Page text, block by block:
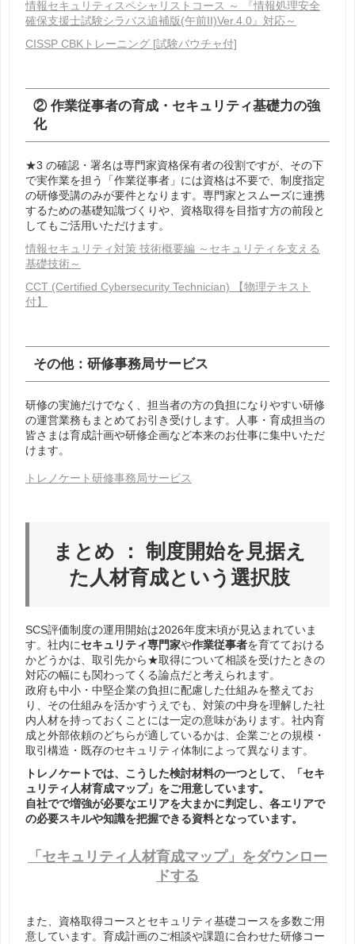
情報セキュリティスペシャリストコース ～ 『情報処理安全
確保支援士試験シラバス追補版(午前II)Ver.4.0』対応～
CISSP CBKトレーニング [試験バウチャ付]
② 作業従事者の育成・セキュリティ基礎力の強
化
★3 の確認・署名は専門家資格保有者の役割ですが、その下
で実作業を担う「作業従事者」には資格は不要で、制度指定
の研修受講のみが要件となります。専門家とスムーズに連携
するための基礎知識づくりや、資格取得を目指す方の前段と
してもご活用いただけます。
情報セキュリティ対策 技術概要編 ～セキュリティを支える
基礎技術～
CCT (Certified Cybersecurity Technician) 【物理テキスト
付】
その他：研修事務局サービス
研修の実施だけでなく、担当者の方の負担になりやすい研修
の運営業務もまとめてお引き受けします。人事・育成担当の
皆さまは育成計画や研修企画など本来のお仕事に集中いただ
けます。
トレノケート研修事務局サービス
まとめ ： 制度開始を見据え
た人材育成という選択肢
SCS評価制度の運用開始は2026年度末頃が見込まれていま
す。社内にセキュリティ専門家や作業従事者を育てておける
かどうかは、取引先から★取得について相談を受けたときの
対応の幅にも関わってくる論点だと考えられます。
政府も中小・中堅企業の負担に配慮した仕組みを整えてお
り、その仕組みを活かすうえでも、対策の中身を理解した社
内人材を持っておくことには一定の意味があります。社内育
成と外部依頼のどちらが適しているかは、企業ごとの規模・
取引構造・既存のセキュリティ体制によって異なります。
トレノケートでは、こうした検討材料の一つとして、「セキ
ュリティ人材育成マップ」をご用意しています。
自社でで増強が必要なエリアを大まかに判定し、各エリアで
の必要スキルや知識を把握できる資料となっています。
「セキュリティ人材育成マップ」をダウンロー
ドする
また、資格取得コースとセキュリティ基礎コースを多数ご用
意しています。育成計画のご相談や課題に合わせた研修コー